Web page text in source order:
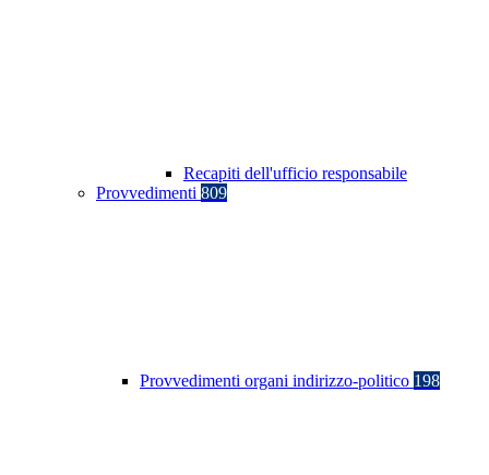
Recapiti dell'ufficio responsabile
Provvedimenti 809
Provvedimenti organi indirizzo-politico 198